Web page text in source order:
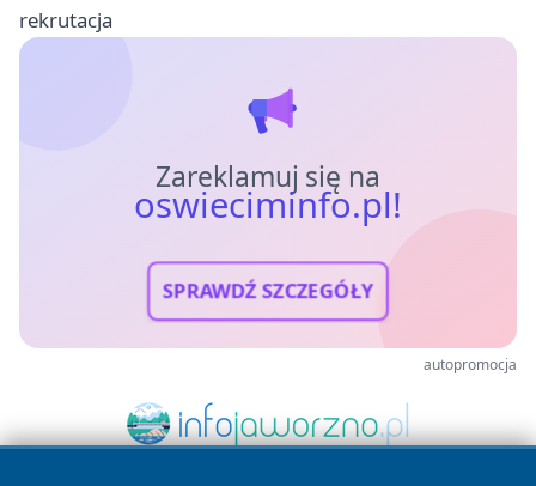
rekrutacja
Zareklamuj się na
oswieciminfo.pl!
SPRAWDŹ SZCZEGÓŁY
autopromocja